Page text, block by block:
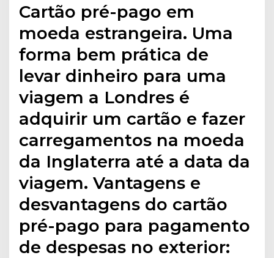
Cartão pré-pago em
moeda estrangeira. Uma
forma bem prática de
levar dinheiro para uma
viagem a Londres é
adquirir um cartão e fazer
carregamentos na moeda
da Inglaterra até a data da
viagem. Vantagens e
desvantagens do cartão
pré-pago para pagamento
de despesas no exterior: